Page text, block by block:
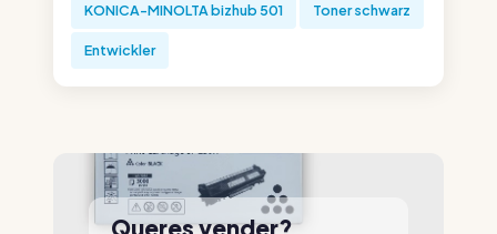
KONICA-MINOLTA bizhub 501 Toner schwarz
Entwickler
Queres vender?